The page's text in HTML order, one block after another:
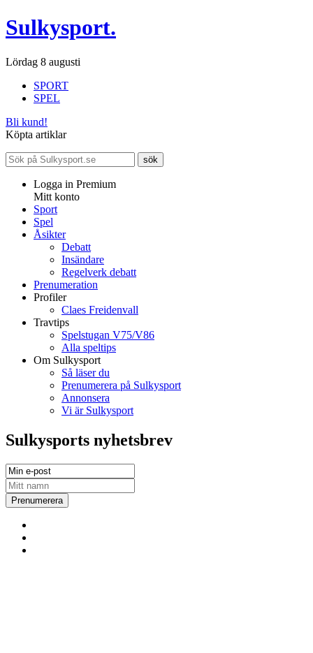
Sulkysport.
Lördag 8 augusti
SPORT
SPEL
Bli kund!
Köpta artiklar
Logga in Premium
Mitt konto
Sport
Spel
Åsikter
Debatt
Insändare
Regelverk debatt
Prenumeration
Profiler
Claes Freidenvall
Travtips
Spelstugan V75/V86
Alla speltips
Om Sulkysport
Så läser du
Prenumerera på Sulkysport
Annonsera
Vi är Sulkysport
Sulkysports nyhetsbrev